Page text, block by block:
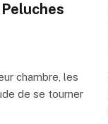
chambre, les
de se tourner